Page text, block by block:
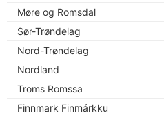
Møre og Romsdal
Sør-Trøndelag
Nord-Trøndelag
Nordland
Troms Romssa
Finnmark Finmárkku